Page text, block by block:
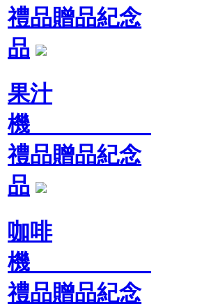
禮品贈品紀念
品
果汁
禮品贈品紀念
品
咖啡
禮品贈品紀念